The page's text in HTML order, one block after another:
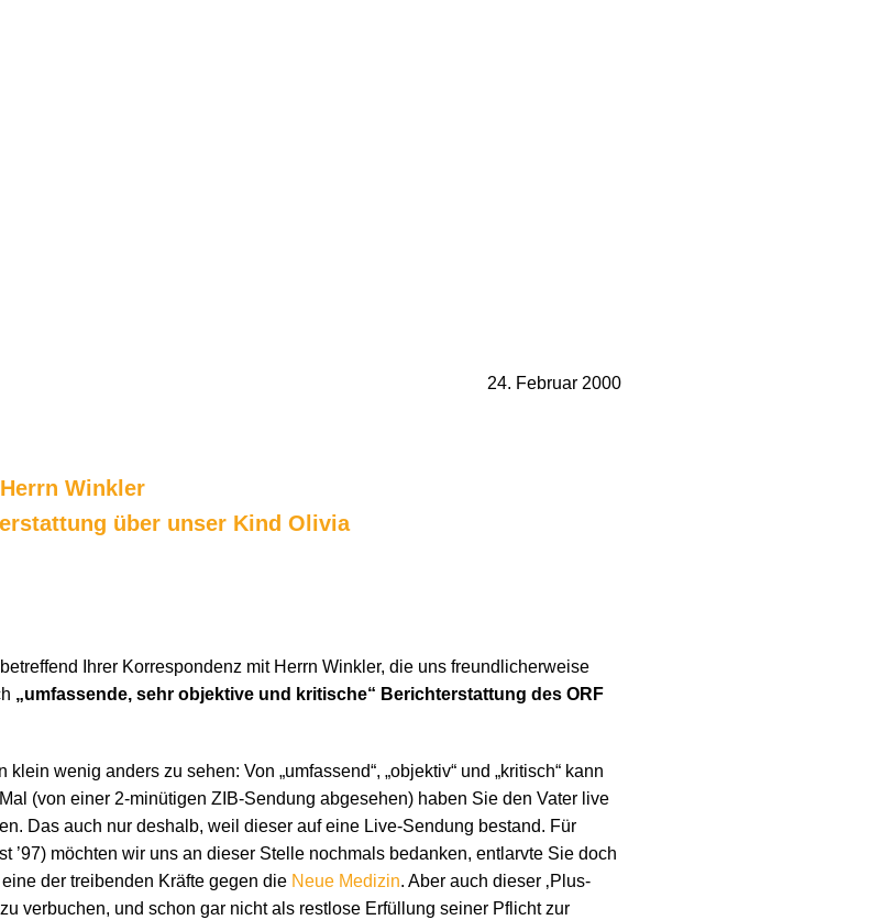
24. Februar 2000
Winkler
über unser Kind Olivia
Ihrer Korrespondenz mit Herrn Winkler, die uns freundlicherweise
„umfassende, sehr objektive und kritische“ Berichterstattung des ORF
wenig anders zu sehen: Von „umfassend“, „objektiv“ und „kritisch“ kann
(von einer 2-minütigen ZIB-Sendung abgesehen) haben Sie den Vater live
Das auch nur deshalb, weil dieser auf eine Live-Sendung bestand. Für
’97) möchten wir uns an dieser Stelle nochmals bedanken, entlarvte Sie doch
der treibenden Kräfte gegen die Neue Medizin. Aber auch dieser ‚Plus-
verbuchen, und schon gar nicht als restlose Erfüllung seiner Pflicht zur